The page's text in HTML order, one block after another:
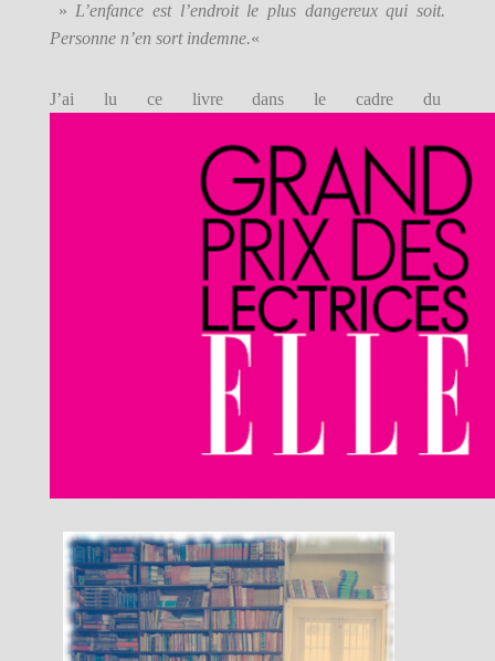
» L’enfance est l’endroit le plus dangereux qui soit.
Personne n’en sort indemne.«
J’ai lu ce livre dans le cadre du